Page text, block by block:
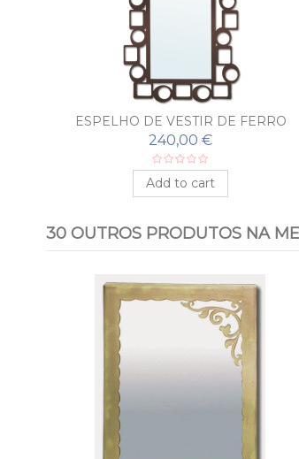
ESPELHO DE VESTIR DE FERRO
FORJADO POP
240,00 €
Add to cart
30 OUTROS PRODUTOS NA